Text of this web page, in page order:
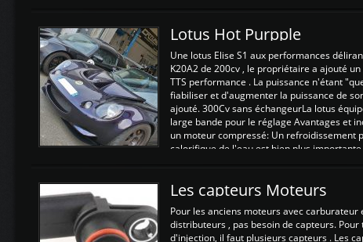
Lotus Hot Purpple
Une lotus Elise S1 aux performances
K20A2 de 200cv , le propriétaire a ajouté
TTS performance . La puissance n'étant
fiabiliser et d'augmenter la puissance de
ajouté. 300Cv sans échangeurLa lotus
large bande pour le réglage Avantages et
un moteur compressé: Un refroidissement
calorifique de l'eau est bien plus importante
Les capteurs Moteurs
Pour les anciens moteurs avec
distributeurs , pas besoin de capteurs.
d'injection, il faut plusieurs capteurs . Les